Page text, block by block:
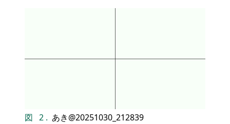
図 2 . あき@20251030_212839